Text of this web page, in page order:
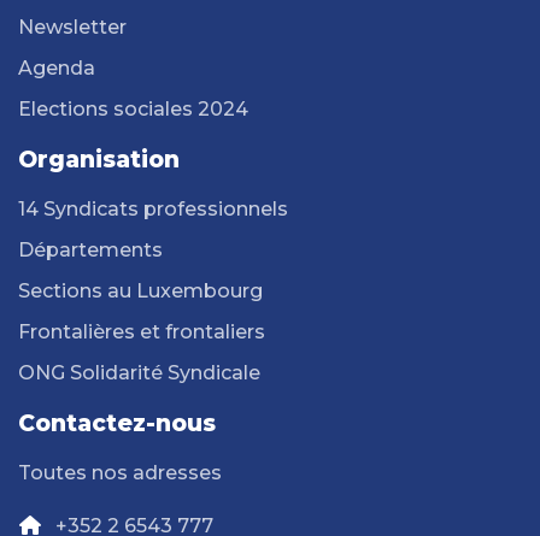
Newsletter
Agenda
Elections sociales 2024
Organisation
14 Syndicats professionnels
Départements
Sections au Luxembourg
Frontalières et frontaliers
ONG Solidarité Syndicale
Contactez-nous
Toutes nos adresses
+352 2 6543 777